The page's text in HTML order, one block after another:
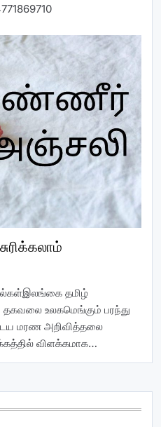
தமிழ்
உலகமெங்கும் பரந்து
மரண அறிவித்தலை
விளக்கமாக…